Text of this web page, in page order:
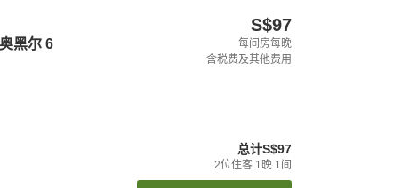
黑尔 6
S$97
每间房每晚
含税费及其他费用
总计S$97
2位住客 1晚 1间